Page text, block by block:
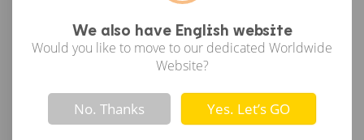
We also have English website
Would you like to move to our dedicated Worldwide
Website?
! Not valid!
No. Thanks Yes. Let’s GO
or
รหัสผ่าน